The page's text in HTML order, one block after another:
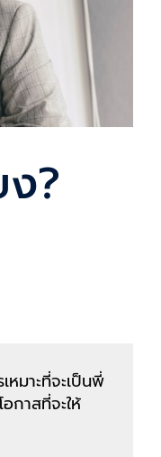
?
มาะที่จะเป็นพี่
กาสที่จะให้